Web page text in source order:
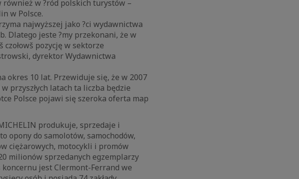
w ?ród polskich turystów –
w Polsce.
najwyższej jako ?ci wydawnictwa
Dlatego jeste ?my przekonani, że w
pozycję w sektorze
dyrektor Wydawnictwa
okres 10 lat. Przewiduje się, że w 2007
przyszłych latach ta liczba będzie
Polsce pojawi się szeroka oferta map
produkuje, sprzedaje i
opony do samolotów, samochodów,
ciężarowych, motocykli i promów
milionów sprzedanych egzemplarzy
jest Clermont-Ferrand we